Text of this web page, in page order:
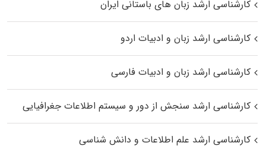
کارشناسی ارشد زبان‌ های باستانی ایران
کارشناسی ارشد زبان و ادبیات اردو
کارشناسی ارشد زبان و ادبیات فارسی
کارشناسی ارشد سنجش از دور و سیستم اطلاعات جغرافیایی
کارشناسی ارشد علم اطلاعات و دانش شناسی